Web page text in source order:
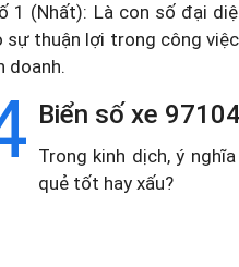
1 (Nhất): Là con số đại
sự thuận lợi trong công
doanh.
Biển số xe
Trong kinh dịch, ý
quẻ tốt hay xấu?